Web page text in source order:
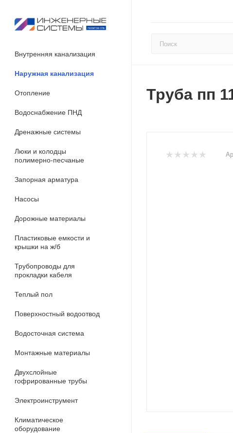
Внутренняя канализация
Наружная канализация
Отопление
Водоснабжение ПНД
Дренажные системы
Люки и колодцы
полимерно-песчаные
Запорная арматура
Насосы
Дорожные материалы
Пластиковые емкости и
крышки на ж/б
Трубопроводы для
прокладки кабеля
Теплый пол
Поверхностный водоотвод
Водосточная система
Монтажные материалы
Двухслойные
гофрированные трубы
Электроинструмент
Климатическое
оборудование
Труба пп